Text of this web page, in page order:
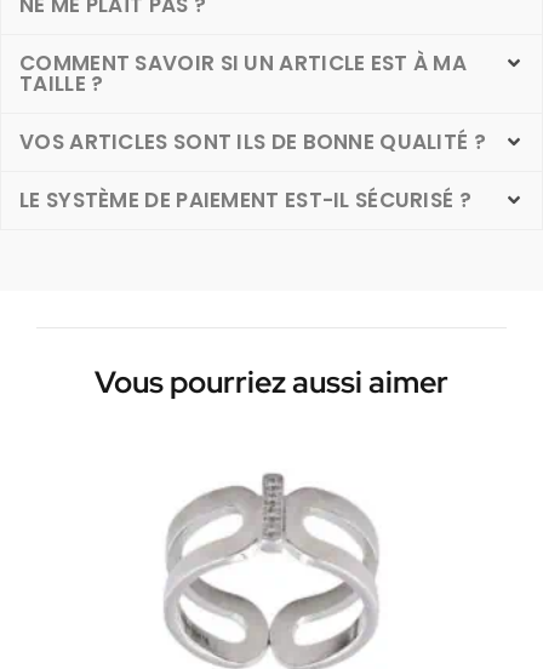
COMMENT SAVOIR SI UN ARTICLE EST À MA
TAILLE ?
VOS ARTICLES SONT ILS DE BONNE QUALITÉ ?
LE SYSTÈME DE PAIEMENT EST-IL SÉCURISÉ ?
Vous pourriez aussi aimer